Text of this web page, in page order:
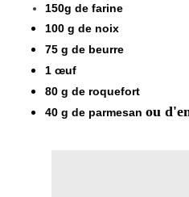
150g de farine
100 g de noix
75 g de beurre
1 œuf
80 g de roquefort
40 g de parmesan ou